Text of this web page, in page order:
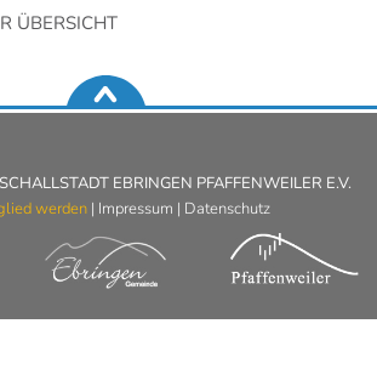
ÜBERSICHT
EBRINGEN PFAFFENWEILER E.V.
werden | Impressum | Datenschutz